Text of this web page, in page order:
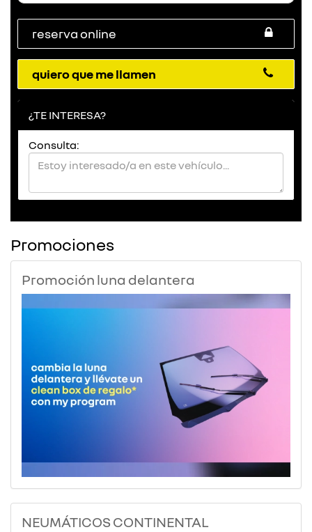
reserva online
quiero que me llamen
¿TE INTERESA?
Consulta:
Promociones
Promoción luna delantera
NEUMÁTICOS CONTINENTAL